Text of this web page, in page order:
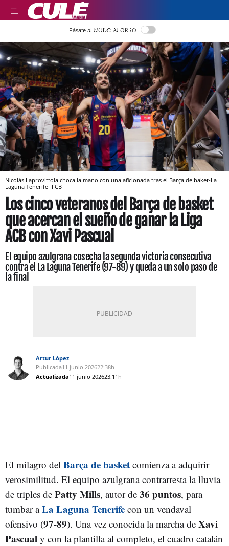
LLEGIR EN CATALÀ
Pásate al MODO AHORRO
Nicolás Laprovittola choca la mano con una aficionada tras el Barça de baket-La
Laguna Tenerife FCB
Los cinco veteranos del Barça de basket
que acercan el sueño de ganar la Liga
ACB con Xavi Pascual
El equipo azulgrana cosecha la segunda victoria consecutiva
contra el La Laguna Tenerife (97-89) y queda a un solo paso de
la final
Artur López
Publicada11 junio 202622:38h
Actualizada11 junio 202623:11h
El milagro del Barça de basket comienza a adquirir
verosimilitud. El equipo azulgrana contrarresta la lluvia
de triples de Patty Mills, autor de 36 puntos, para
tumbar aLa Laguna Tenerife con un vendaval
ofensivo (97-89). Una vez conocida la marcha de Xavi
Pascual y con la plantilla al completo, el cuadro catalán